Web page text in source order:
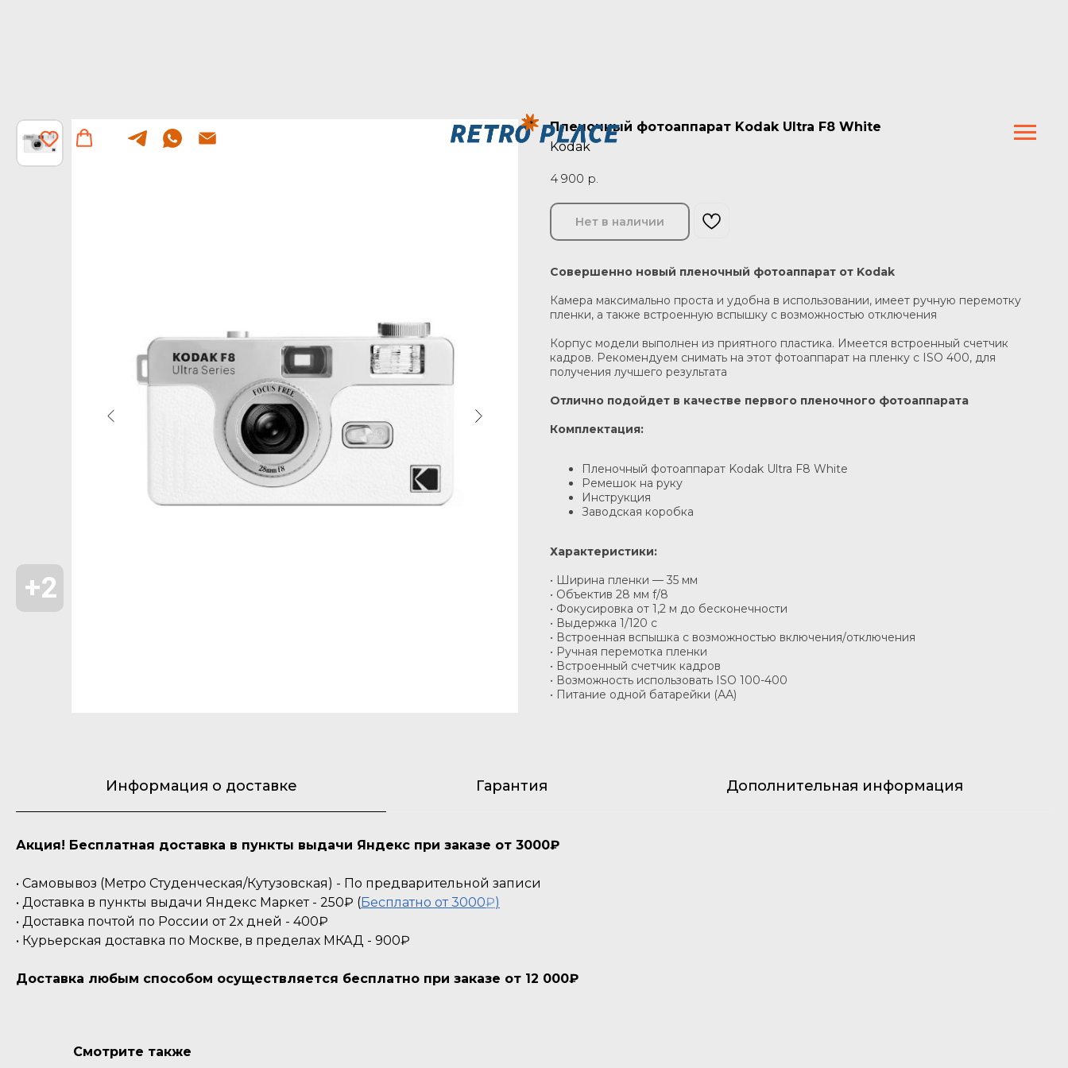
Пленочный фотоаппарат Kodak Ultra F8 White
Kodak
4 900 р.
Нет в наличии
Совершенно новый пленочный фотоаппарат от Kodak
Камера максимально проста и удобна в использовании, имеет ручную перемотку
пленки, а также встроенную вспышку с возможностью отключения
Корпус модели выполнен из приятного пластика. Имеется встроенный счетчик
кадров. Рекомендуем снимать на этот фотоаппарат на пленку с ISO 400, для
получения лучшего результата
Отлично подойдет в качестве первого пленочного фотоаппарата
Комплектация:
Пленочный фотоаппарат Kodak Ultra F8 White
Ремешок на руку
Инструкция
Заводская коробка
Характеристики:
• Ширина пленки — 35 мм
• Объектив 28 мм f/8
• Фокусировка от 1,2 м до бесконечности
• Выдержка 1/120 c
• Встроенная вспышка с возможностью включения/отключения
• Ручная перемотка пленки
• Встроенный счетчик кадров
• Возможность использовать ISO 100-400
• Питание одной батарейки (АА)
Информация о доставке Гарантия Дополнительная информация
Акция! Бесплатная доставка в пункты выдачи Яндекс при заказе от 3000₽
• Самовывоз (Метро Студенческая/Кутузовская) - По предварительной записи
• Доставка в пункты выдачи Яндекс Маркет - 250₽ (Бесплатно от 3000₽)
• Доставка почтой по России от 2х дней - 400₽
• Курьерская доставка по Москве, в пределах МКАД - 900₽
Доставка любым способом осуществляется бесплатно при заказе от 12 000₽
Смотрите также